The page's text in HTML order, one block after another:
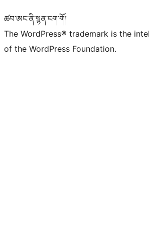
ཚབ་ཨང་ནི་སྙན་ངག་གོ།
The WordPress® trademark is the
of the WordPress Foundation.